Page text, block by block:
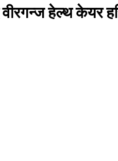
हेल्थ केयर